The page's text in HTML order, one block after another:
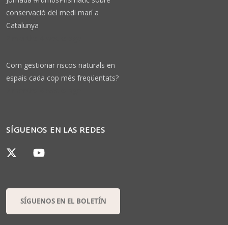
conservació del medi marí a
Catalunya
Com gestionar riscos naturals en
espais cada cop més freqüentats?
SÍGUENOS EN LAS REDES
SÍGUENOS EN EL BOLETÍN